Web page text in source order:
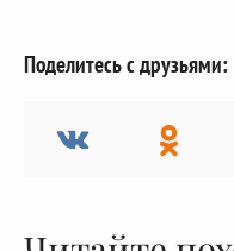
Поделитесь с друзьями: